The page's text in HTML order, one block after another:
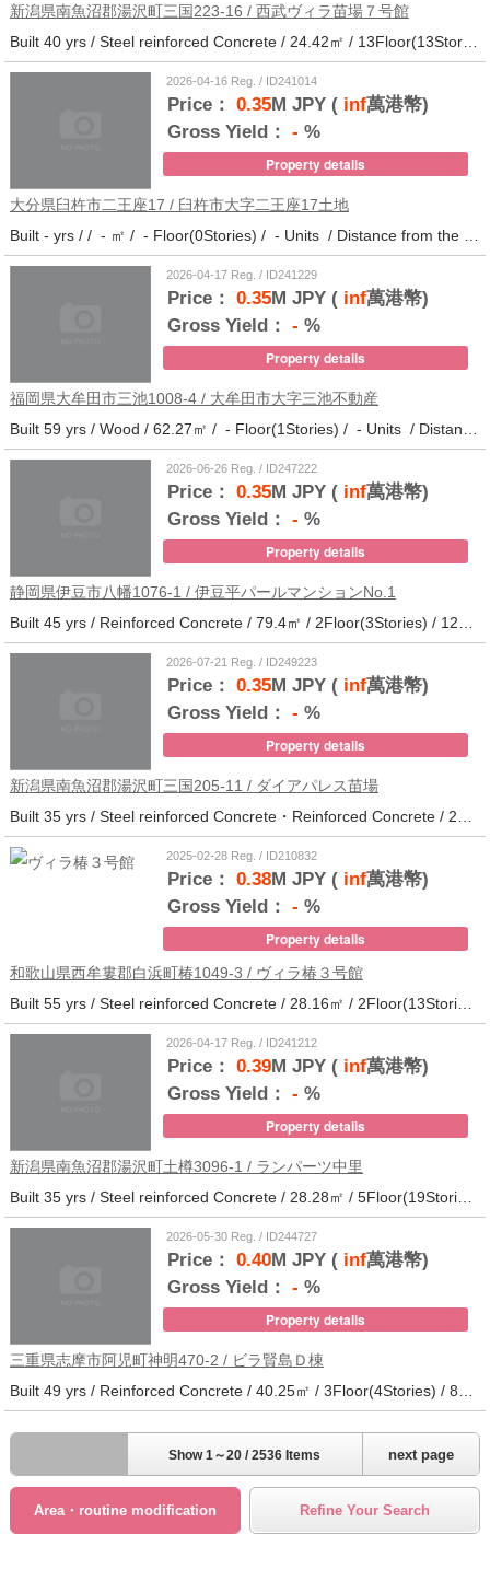
新潟県南魚沼郡湯沢町三国223-16 / 西武ヴィラ苗場７号館
Built 40 yrs / Steel reinforced Concrete / 24.42㎡ / 13Floor(13Stories) / 372Units / Distance from the station.
2026-04-16 Reg. / ID241014
Price： 0.35M JPY (inf萬港幣)
Gross Yield： - %
Property details
大分県臼杵市二王座17 / 臼杵市大字二王座17土地
2026-04-17 Reg. / ID241229
Price： 0.35M JPY (inf萬港幣)
Gross Yield： - %
Property details
福岡県大牟田市三池1008-4 / 大牟田市大字三池不動産
2026-06-26 Reg. / ID247222
Price： 0.35M JPY (inf萬港幣)
Gross Yield： - %
Property details
静岡県伊豆市八幡1076-1 / 伊豆平パールマンションNo.1
2026-07-21 Reg. / ID249223
Price： 0.35M JPY (inf萬港幣)
Gross Yield： - %
Property details
新潟県南魚沼郡湯沢町三国205-11 / ダイアパレス苗場
2025-02-28 Reg. / ID210832
Price： 0.38M JPY (inf萬港幣)
Gross Yield： - %
Property details
和歌山県西牟婁郡白浜町椿1049-3 / ヴィラ椿３号館
Built 55 yrs / Steel reinforced Concrete / 28.16㎡ / 2Floor(13Stories) / 73Units / Distance from the station.20
2026-04-17 Reg. / ID241212
Price： 0.39M JPY (inf萬港幣)
Gross Yield： - %
Property details
新潟県南魚沼郡湯沢町土樽3096-1 / ランパーツ中里
Built 35 yrs / Steel reinforced Concrete / 28.28㎡ / 5Floor(19Stories) / 309Units / Distance from the station.33
2026-05-30 Reg. / ID244727
Price： 0.40M JPY (inf萬港幣)
Gross Yield： - %
Property details
三重県志摩市阿児町神明470-2 / ビラ賢島Ｄ棟
next page
Show 1～20 / 2536 Items
Area・routine modification Refine Your Search